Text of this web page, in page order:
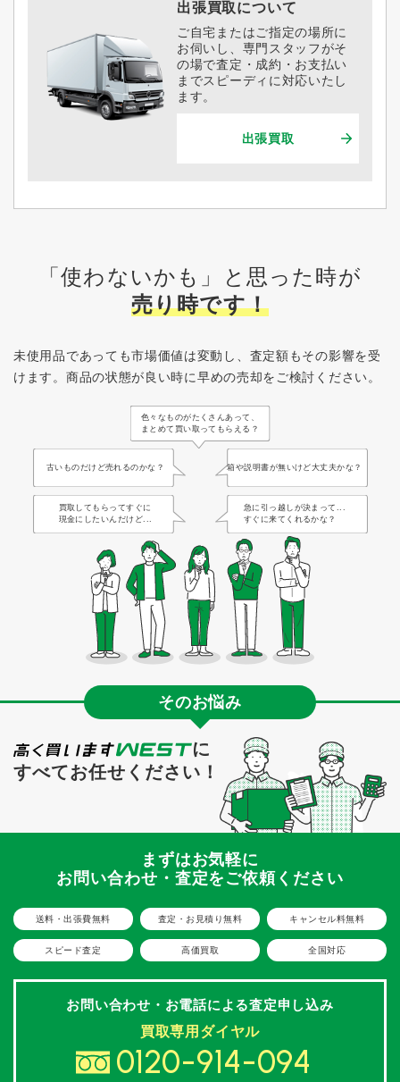
出張買取について
ご自宅またはご指定の場所に
お伺いし、専門スタッフがそ
の場で査定・成約・お支払い
までスピーディに対応いたし
ます。
出張買取
「使わないかも」と思った時が
売り時です！
未使用品であっても市場価値は変動し、査定額もその影響を受
けます。 商品の状態が良い時に早めの売却をご検討ください。
色々なものがたくさんあって、
まとめて買い取ってもらえる？
古いものだけど売れるのかな？ 箱や説明書が無いけど大丈夫かな？
買取してもらってすぐに
現金にしたいんだけど...
急に引っ越しが決まって...
すぐに来てくれるかな？
そのお悩み
に
すべてお任せください！
まずはお気軽に
お問い合わせ・査定をご依頼ください
送料・出張費無料 査定・お見積り無料 キャンセル料無料
スピード査定 高価買取 全国対応
お問い合わせ・お電話による査定申し込み
買取専用ダイヤル
0120-914-094